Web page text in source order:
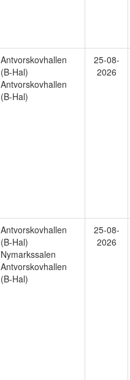
Antvorskovhallen
(B-Hal)
Antvorskovhallen
(B-Hal)
25-08-
2026
Antvorskovhallen
(B-Hal)
Nymarkssalen
Antvorskovhallen
(B-Hal)
25-08-
2026